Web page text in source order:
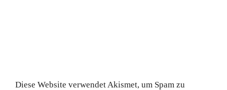
Diese Website verwendet Akismet, um Spam zu